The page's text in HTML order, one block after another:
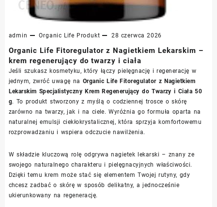
admin Organic Life Produkt 28 czerwca 2026
Organic Life Fitoregulator z Nagietkiem Lekarskim –
krem regenerujący do twarzy i ciała
Jeśli szukasz kosmetyku, który łączy pielęgnację i regenerację w
jednym, zwróć uwagę na Organic Life Fitoregulator z Nagietkiem
Lekarskim Specjalistyczny Krem Regenerujący do Twarzy i Ciała 50
g. To produkt stworzony z myślą o codziennej trosce o skórę
zarówno na twarzy, jak i na ciele. Wyróżnia go formuła oparta na
naturalnej emulsji ciekłokrystalicznej, która sprzyja komfortowemu
rozprowadzaniu i wspiera odczucie nawilżenia.
W składzie kluczową rolę odgrywa nagietek lekarski – znany ze
swojego naturalnego charakteru i pielęgnacyjnych właściwości.
Dzięki temu krem może stać się elementem Twojej rutyny, gdy
chcesz zadbać o skórę w sposób delikatny, a jednocześnie
ukierunkowany na regenerację.